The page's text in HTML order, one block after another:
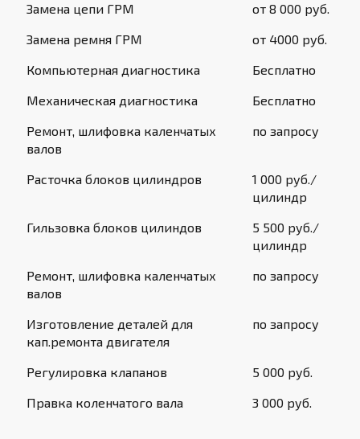
Замена цепи ГРМ
от 8 000 руб.
Замена ремня ГРМ
от 4000 руб.
Компьютерная диагностика
Бесплатно
Механическая диагностика
Бесплатно
Ремонт, шлифовка каленчатых
валов
по запросу
Расточка блоков цилиндров
1 000 руб./
цилиндр
Гильзовка блоков цилиндов
5 500 руб./
цилиндр
Ремонт, шлифовка каленчатых
валов
по запросу
Изготовление деталей для
кап.ремонта двигателя
по запросу
Регулировка клапанов
5 000 руб.
Правка коленчатого вала
3 000 руб.